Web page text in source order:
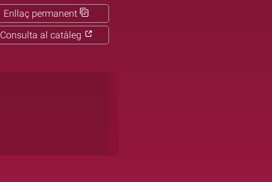
Enllaç permanent
Consulta al catàleg